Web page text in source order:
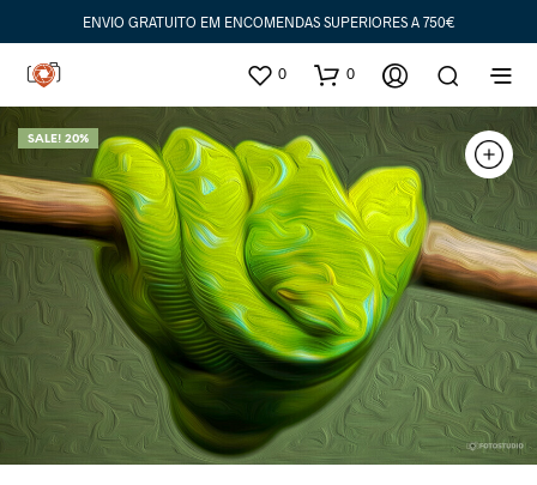
ENVIO GRATUITO EM ENCOMENDAS SUPERIORES A 750€
0 0
SALE! 20%